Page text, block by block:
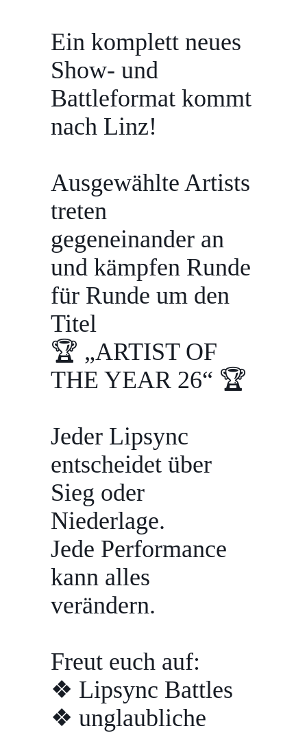
Ein komplett neues
Show- und
Battleformat kommt
nach Linz!
Ausgewählte Artists
treten
gegeneinander an
und kämpfen Runde
für Runde um den
Titel
🏆 „ARTIST OF
THE YEAR 26“ 🏆
Jeder Lipsync
entscheidet über
Sieg oder
Niederlage.
Jede Performance
kann alles
verändern.
Freut euch auf:
❖ Lipsync Battles
❖ unglaubliche